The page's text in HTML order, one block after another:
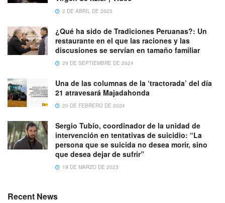
2 DE ABRIL DE 2025
¿Qué ha sido de Tradiciones Peruanas?: Un
restaurante en el que las raciones y las
discusiones se servían en tamaño familiar
29 DE SEPTIEMBRE DE 2024
Una de las columnas de la ‘tractorada’ del día
21 atravesará Majadahonda
20 DE FEBRERO DE 2024
Sergio Tubío, coordinador de la unidad de
intervención en tentativas de suicidio: “La
persona que se suicida no desea morir, sino
que desea dejar de sufrir”
18 DE MARZO DE 2023
Recent News